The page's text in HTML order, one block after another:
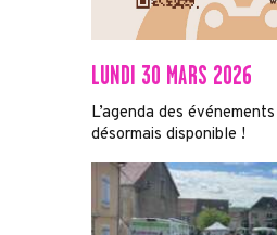
LUNDI 30 MARS 2026
L’agenda des
désormais disponible !